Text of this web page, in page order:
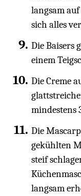
langsam
sich alles
Die Baisers
einem
Die Creme
mindestens
Die
gekühlten
steif
langsam